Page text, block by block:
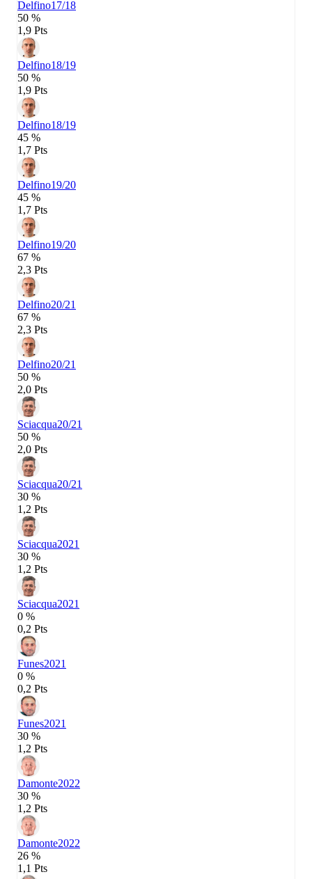
Delfino17/18
50 %
1,9 Pts
Delfino18/19
50 %
1,9 Pts
Delfino18/19
45 %
1,7 Pts
Delfino19/20
45 %
1,7 Pts
Delfino19/20
67 %
2,3 Pts
Delfino20/21
67 %
2,3 Pts
Delfino20/21
50 %
2,0 Pts
Sciacqua20/21
50 %
2,0 Pts
Sciacqua20/21
30 %
1,2 Pts
Sciacqua2021
30 %
1,2 Pts
Sciacqua2021
0 %
0,2 Pts
Funes2021
0 %
0,2 Pts
Funes2021
30 %
1,2 Pts
Damonte2022
30 %
1,2 Pts
Damonte2022
26 %
1,1 Pts